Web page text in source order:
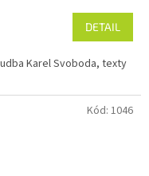
DETAIL
hudba Karel Svoboda, texty
Kód: 1046